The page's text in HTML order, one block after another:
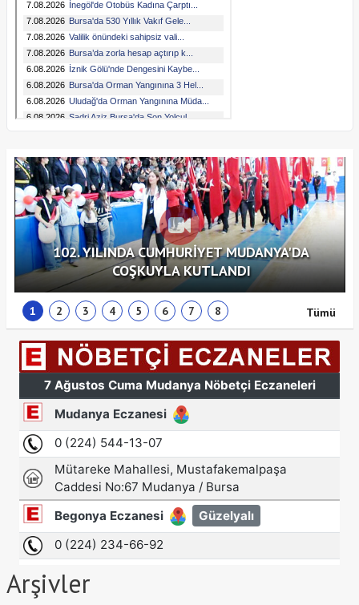
Tümü
102. YILINDA CUMHURİYET MUDANYA'DA
COŞKUYLA KUTLANDI
1 2 3 4 5 6 7 8
Arşivler